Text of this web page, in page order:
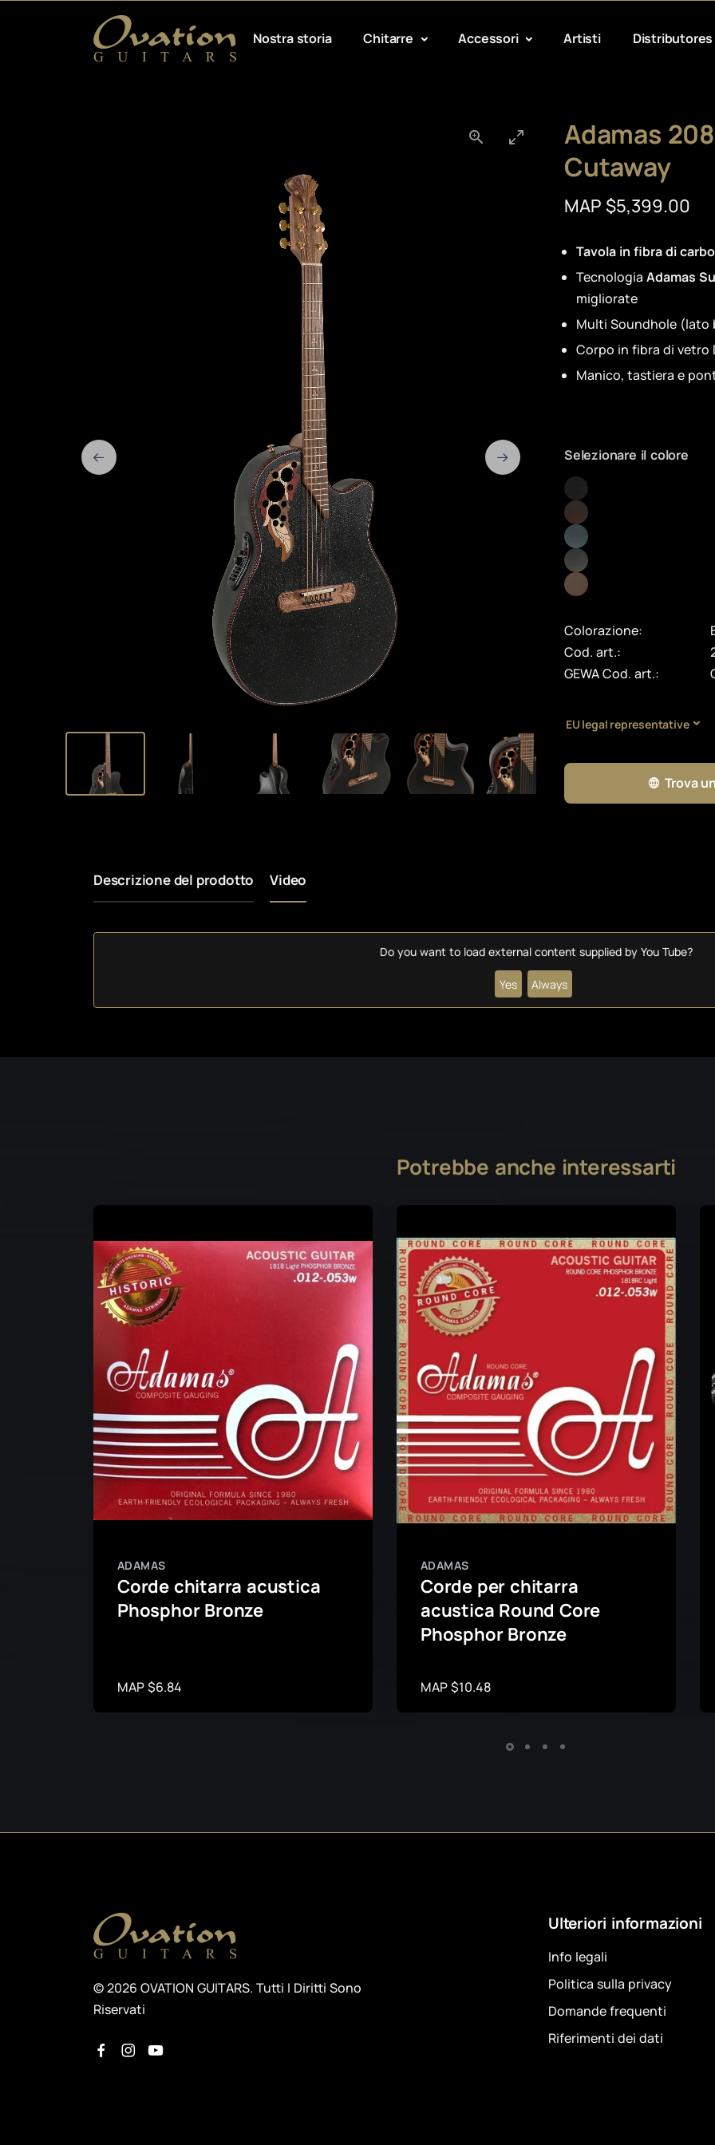
Nostra storia Chitarre Accessori Artisti Distributores
Adamas
Cutaway
MAP $5,399.00
Tavola in fibra di
Tecnologia Adamas
migliorate
Multi Soundhole (lato
Corpo in fibra di vetro
Manico, tastiera e
Selezionare il colore
Colorazione:
Cod. art.:
GEWA Cod. art.:
EU legal representative
Trova
Descrizione del prodotto Video
Do you want to load external content supplied by You Tube?
Yes Always
Potrebbe anche interessarti
ADAMAS
Corde chitarra acustica
Phosphor Bronze
MAP $6.84
ADAMAS
Corde per chitarra
acustica Round Core
Phosphor Bronze
MAP $10.48
© 2026 OVATION GUITARS. Tutti I Diritti Sono
Riservati
Ulteriori informazioni
Info legali
Politica sulla privacy
Domande frequenti
Riferimenti dei dati